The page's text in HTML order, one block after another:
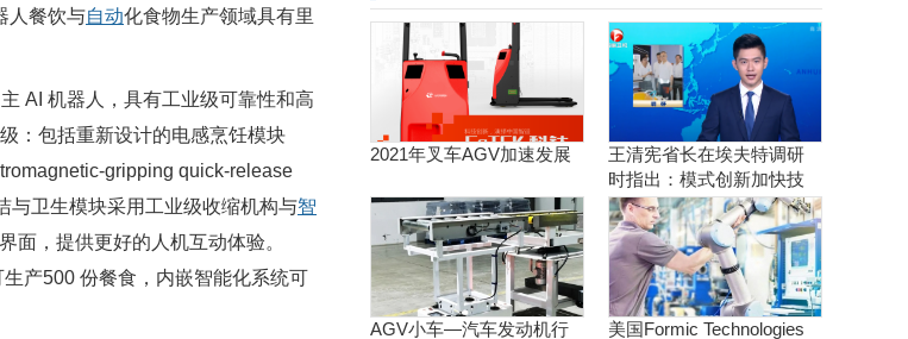
人餐饮与自动化食物生产领域具有里
AI 机器人，具有工业级可靠性和高
：包括重新设计的电感烹饪模块
gripping quick-release
与卫生模块采用工业级收缩机构与智
面，提供更好的人机互动体验。
产500 份餐食，内嵌智能化系统可
2021年叉车AGV加速发展
王清宪省长在埃夫特调研
时指出：模式创新加快技
术创新和产品创新的落地
AGV小车—汽车发动机行
美国Formic Technologies